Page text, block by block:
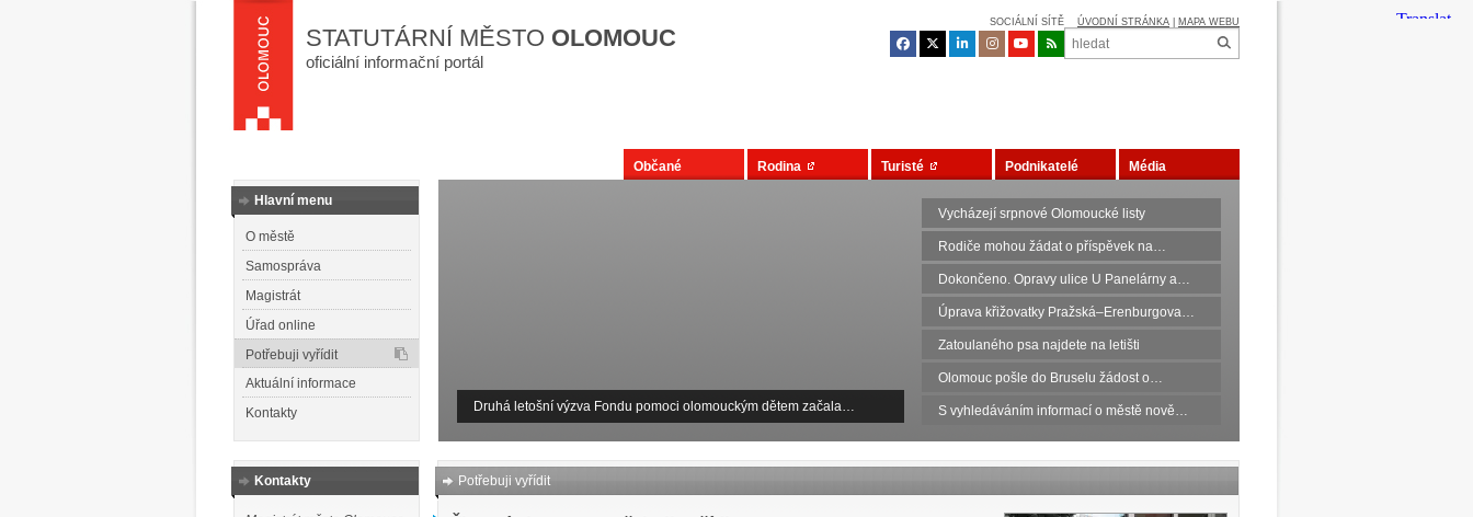
STATUTÁRNÍ MĚSTO OLOMOUC
oficiální informační portál
SOCIÁLNÍ SÍTĚ ÚVODNÍ STRÁNKA MAPA WEBU
Hlavní menu
O městě
Samospráva
Magistrát
Úřad online
Potřebuji vyřídit
Aktuální informace
Kontakty
Občané Rodina Turisté Podnikatelé Média
Druhá letošní výzva Fondu pomoci olomouckým dětem začala…
Vycházejí srpnové Olomoucké listy
Rodiče mohou žádat o příspěvek na…
Dokončeno. Opravy ulice U Panelárny a…
Úprava křižovatky Pražská–Erenburgova…
Zatoulaného psa najdete na letišti
Olomouc pošle do Bruselu žádost o…
S vyhledáváním informací o městě nově…
Kontakty Potřebuji vyřídit